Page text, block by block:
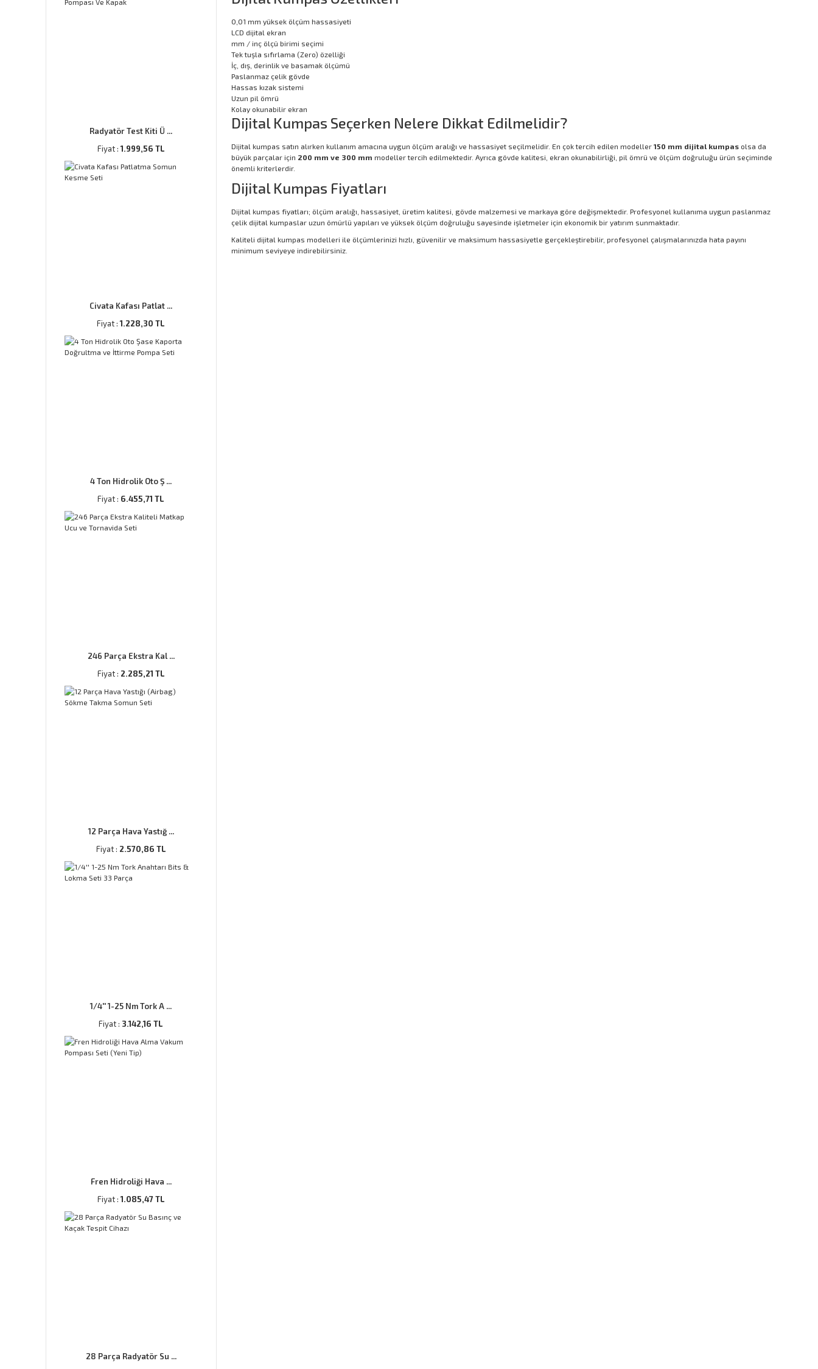
Radyatör Test Kiti Ü ...
Fiyat :1.999,56 TL
Civata Kafası Patlat ...
Fiyat :1.228,30 TL
4 Ton Hidrolik Oto Ş ...
Fiyat : 6.455,71 TL
246 Parça Ekstra Kal ...
Fiyat : 2.285,21 TL
12 Parça Hava Yastığ ...
Fiyat : 2.570,86 TL
1/4'' 1-25 Nm Tork A ...
Fiyat : 3.142,16 TL
Fren Hidroliği Hava ...
Fiyat :1.085,47 TL
28 Parça Radyatör Su ...
0,01 mm yüksek ölçüm hassasiyeti
LCD dijital ekran
mm / inç ölçü birimi seçimi
Tek tuşla sıfırlama (Zero) özelliği
İç, dış, derinlik ve basamak ölçümü
Paslanmaz çelik gövde
Hassas kızak sistemi
Uzun pil ömrü
Kolay okunabilir ekran
Dijital Kumpas Seçerken Nelere Dikkat Edilmelidir?
Dijital kumpas satın alırken kullanım amacına uygun ölçüm aralığı ve hassasiyet seçilmelidir. En çok tercih edilen modeller 150 mm dijital kumpasolsa da
büyük parçalar için 200 mm ve 300 mm modeller tercih edilmektedir. Ayrıca gövde kalitesi, ekran okunabilirliği, pil ömrü ve ölçüm doğruluğu ürün seçiminde
önemli kriterlerdir.
Dijital Kumpas Fiyatları
Dijital kumpas fiyatları; ölçüm aralığı, hassasiyet, üretim kalitesi, gövde malzemesi ve markaya göre değişmektedir. Profesyonel kullanıma uygun paslanmaz
çelik dijital kumpaslar uzun ömürlü yapıları ve yüksek ölçüm doğruluğu sayesinde işletmeler için ekonomik bir yatırım sunmaktadır.
Kaliteli dijital kumpas modelleri ile ölçümlerinizi hızlı, güvenilir ve maksimum hassasiyetle gerçekleştirebilir, profesyonel çalışmalarınızda hata payını
minimum seviyeye indirebilirsiniz.